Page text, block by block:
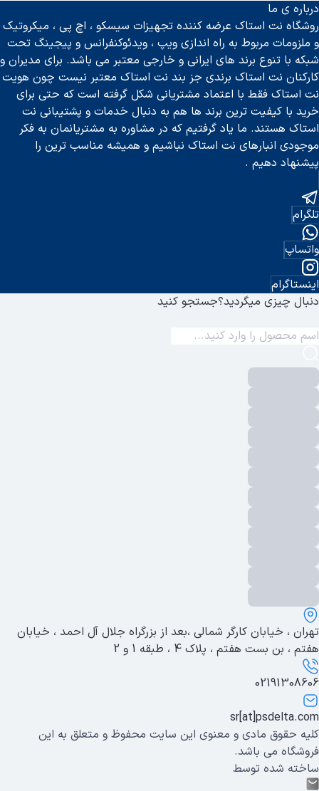
درباره ی ما
روشگاه نت استاک عرضه کننده تجهیزات سیسکو ، اچ پی ، میکروتیک
و ملزومات مربوط به راه اندازی ویپ ، ویدئوکنفرانس و پیجینگ تحت
شبکه با تنوع برند های ایرانی و خارجی معتبر می باشد. برای مدیران و
کارکنان نت استاک برندی جز بند نت استاک معتبر نیست چون هویت
نت استاک فقط با اعتماد مشتریانی شکل گرفته است که حتی برای
خرید با کیفیت ترین برند ها هم به دنبال خدمات و پشتیبانی نت
استاک هستند. ما یاد گرفتیم که در مشاوره به مشتریانمان به فکر
موجودی انبارهای نت استاک نباشیم و همیشه مناسب ترین را
پیشنهاد دهیم .
تلگرام
واتساپ
اینستاگرام
دنبال چیزی میگردید؟جستجو کنید
تهران ، خیابان کارگر شمالی ،بعد از بزرگراه جلال آل احمد ، خیابان
هفتم ، بن بست هفتم ، پلاک 4 ، طبقه 1 و 2
02191308606
sr[at]psdelta.com
کلیه حقوق مادی و معنوی این سایت محفوظ و متعلق به این
فروشگاه می باشد.
ساخته شده توسط